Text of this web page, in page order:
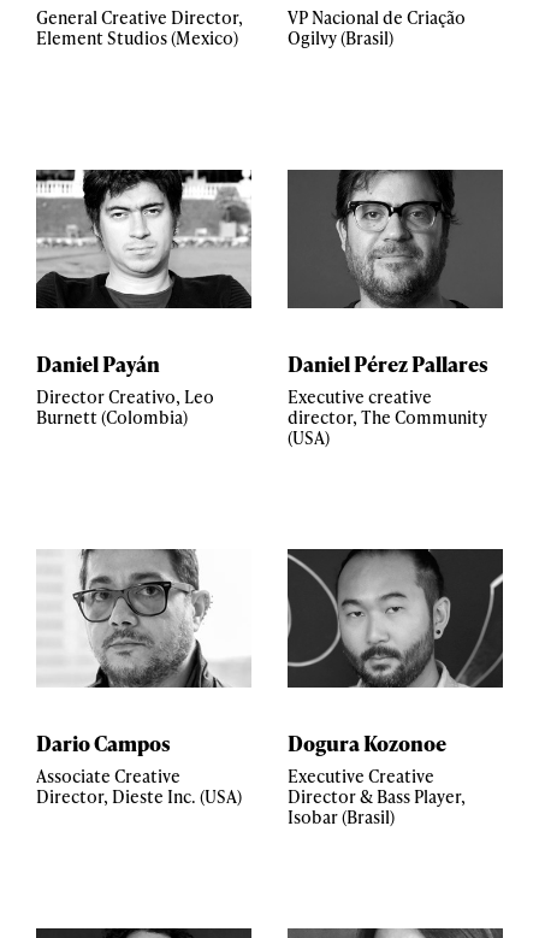
General Creative Director,
Element Studios (Mexico)
VP Nacional de Criação
Ogilvy (Brasil)
Daniel Payán
Director Creativo, Leo
Burnett (Colombia)
Daniel Pérez Pallares
Executive creative
director, The Community
(USA)
Dario Campos
Associate Creative
Director, Dieste Inc. (USA)
Dogura Kozonoe
Executive Creative
Director & Bass Player,
Isobar (Brasil)